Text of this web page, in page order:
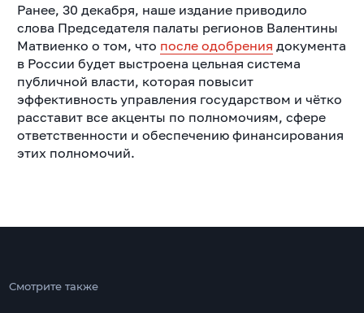
Ранее, 30 декабря, наше издание приводило
слова Председателя палаты регионов Валентины
Матвиенко о том, что после одобрения документа
в России будет выстроена цельная система
публичной власти, которая повысит
эффективность управления государством и чётко
расставит все акценты по полномочиям, сфере
ответственности и обеспечению финансирования
этих полномочий.
Смотрите также